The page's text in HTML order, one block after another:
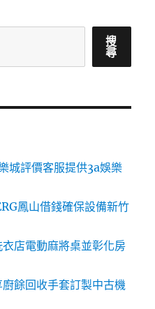
搜
尋
城評價客服提供3a娛樂
鳳山借錢確保設備新竹
店電動麻將桌並彰化房
餘回收手套訂製中古機